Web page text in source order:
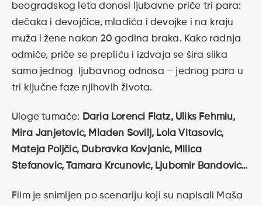
beogradskog leta donosi ljubavne priče tri para:
dečaka i devojčice, mladića i devojke i na kraju
muža i žene nakon 20 godina braka. Kako radnja
odmiče, priče se prepliću i izdvaja se šira slika
samo jednog ljubavnog odnosa – jednog para u
tri ključne faze njihovih života.
Uloge tumače: Daria Lorenci Flatz, Uliks Fehmiu,
Mira Janjetović, Mladen Sovilj, Lola Vitasović,
Mateja Poljčić, Dubravka Kovjanić, Milica
Stefanović, Tamara Krcunović, Ljubomir Bandović…
Film je snimljen po scenariju koji su napisali Maša